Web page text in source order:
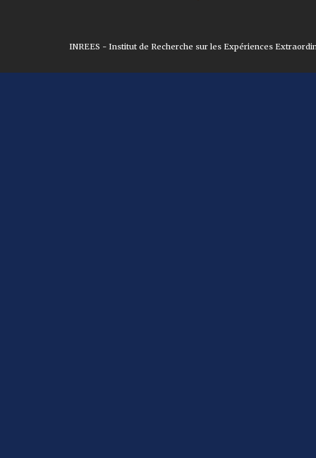
INREES - Institut de Recherche sur les Expériences